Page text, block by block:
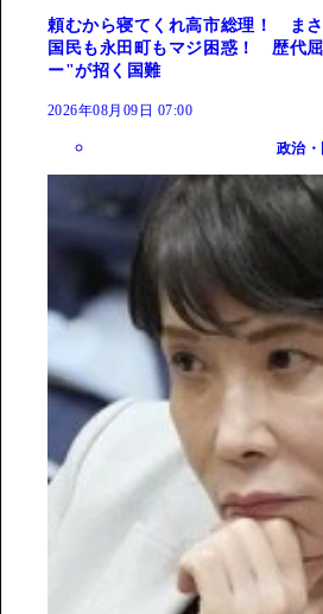
頼むから寝てくれ高市総理！ ま
国民も永田町もマジ困惑！ 歴代
ー"が招く国難
2026年08月09日 07:00
政治